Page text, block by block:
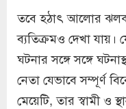
তবে হঠাৎ আলোর
ব্যতিক্রমও দেখা যায়।
ঘটনার সঙ্গে সঙ্গে
নেতা যেভাবে সম্পূর্ণ
মেয়েটি, তার স্বামী ও